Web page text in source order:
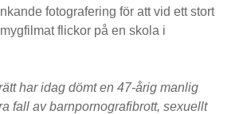
fotografering för att vid ett stort
flickor på en skola i
har idag dömt en 47-årig manlig
fall av barnpornografibrott, sexuellt